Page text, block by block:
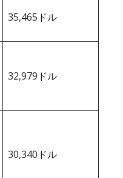
35,465ドル
32,979ドル
30,340ドル